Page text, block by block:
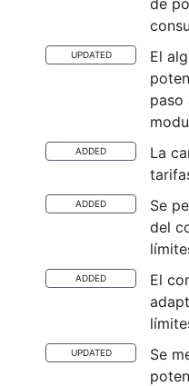
de
UPDATED
El
paso
ADDED
La
ADDED
Se
del
ADDED
El
UPDATED
Se